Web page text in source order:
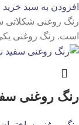
افزودن به سبد خرید
رنگ روغنی شکلاتی
است. رنگ روغنی
رنگ روغنی سفید